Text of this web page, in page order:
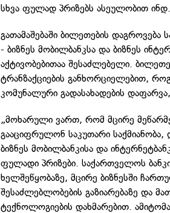
სხვა ფულად პრიზებს ასეულობით ინდ.
გათამაშებაში ბილეთების
- ბიზნეს მობილბანკსა და ბიზნეს
აქტივობებითაა შესაძლებელი.
ტრანზაქციების განხორციელებით,
კომუნალური გადასახადების
„მოხარული ვართ, რომ მცირე
გააციფრულონ საკუთარი
ბიზნეს მობილბანკისა და
ფულადი პრიზები. საქართველოს
ხელშეწყობაზე, მცირე ბიზნესში
შესაძლებლობების გაზიარებაზე და
ტექნოლოგიების დახმარებით.